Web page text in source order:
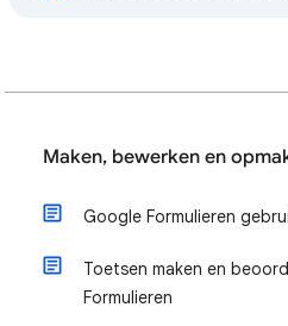
Maken, bewerken en
Google Formulieren
Toetsen maken en
Formulieren